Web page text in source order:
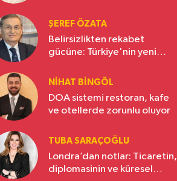
ŞEREF ÖZATA
Belirsizlikten rekabet
gücüne: Türkiye'nin yeni
NIHAT BINGÖL
DOA sistemi restoran, kafe
ve otellerde zorunlu oluyor
TUBA SARAÇOĞLU
Londra’dan notlar: Ticaretin,
diplomasinin ve küresel